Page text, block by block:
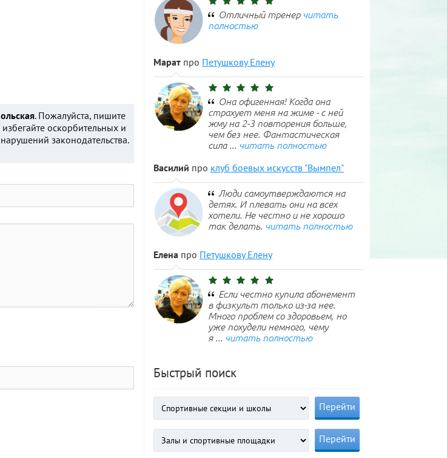
. Пожалуйста, пишите
оскорбительных и
законодательства.
Отличный тренер читать
полностью
Марат про Петушкову Елену
Она офигенная! Когда она
страхует меня на жиме - с ней
жму на 2-3 повторения больше,
чем без нее. Фантастическая
сила ... читать полностью
Василий про клуб боевых искусств "Вымпел"
Люди самоутверждаются на
детях. И плевать они на всех
хотели. Не честно и не хорошо
так делать. читать полностью
Елена про Петушкову Елену
Если честно купила абонемент
в физкульт только из-за нее.
Много проблем со здоровьем, но
уже похудели немного, чему
я ... читать полностью
Быстрый поиск